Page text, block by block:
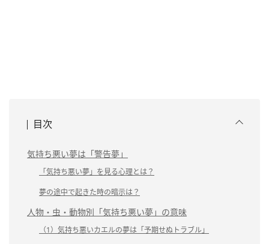
目次
気持ち悪い夢は「警告夢」
「気持ち悪い夢」を見る心理とは？
夢の途中で起きた時の暗示は？
人物・虫・動物別「気持ち悪い夢」の意味
（1）気持ち悪いカエルの夢は「予期せぬトラブル」